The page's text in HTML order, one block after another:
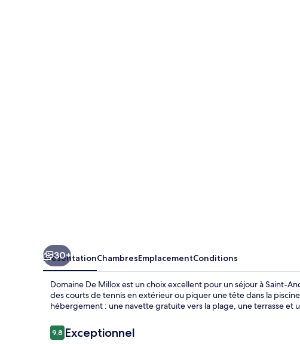
30+
PrésentationChambresEmplacementConditions
Domaine De Millox est un choix excellent pour un séjour à Saint-
des courts de tennis en extérieur ou piquer une tête dans la
hébergement : une navette gratuite vers la plage, une terrasse et
Avis
9,89,8 sur 10
Exceptionnel